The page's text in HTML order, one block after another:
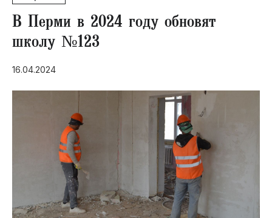
СВО
Выборы в Пермском крае
Социальная поддержка
Инфраструктура
Благоустройство
В Перми в 2024 году обновят
школу №123
16.04.2024